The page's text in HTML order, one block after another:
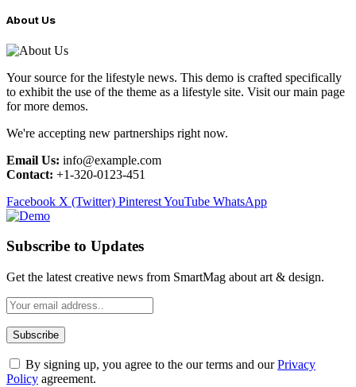
About Us
Your source for the lifestyle news. This demo is crafted specifically
to exhibit the use of the theme as a lifestyle site. Visit our main page
for more demos.
We're accepting new partnerships right now.
Email Us: info@example.com
Contact: +1-320-0123-451
Facebook X (Twitter) PinterestYouTube WhatsApp
Subscribe to Updates
Get the latest creative news from SmartMag about art & design.
By signing up, you agree to the our terms and ourPrivacy
Policy agreement.